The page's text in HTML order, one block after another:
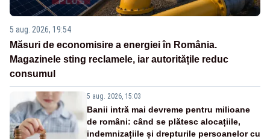
5 aug. 2026, 19:54
Măsuri de economisire a energiei în România.
Magazinele sting reclamele, iar autoritățile reduc
consumul
5 aug. 2026, 15:03
Banii intră mai devreme pentru milioane
de români: când se plătesc alocațiile,
indemnizațiile și drepturile persoanelor cu